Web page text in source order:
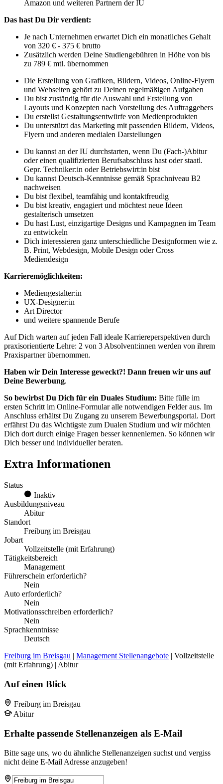
Amazon und weiteren Partnern der IU
Das hast Du Dir verdient:
Je nach Unternehmen erwartet Dich ein monatliches Gehalt
von 320 € - 375 € brutto
Zusätzlich werden Deine Studiengebühren in Höhe von bis
zu 789 € mtl. übernommen
Die Erstellung von Grafiken, Bildern, Videos, Online-Flyern
und Webseiten gehört zu Deinen regelmäßigen Aufgaben
Du bist zuständig für die Auswahl und Erstellung von
Layouts und Konzepten nach Vorstellung des Auftraggebers
Du erstellst Gestaltungsentwürfe von Medienprodukten
Du unterstützt das Marketing mit passenden Bildern, Videos,
Flyern und anderen medialen Darstellungen
Du kannst an der IU durchstarten, wenn Du (Fach-)Abitur
oder einen qualifizierten Berufsabschluss hast oder staatl.
Gepr. Techniker:in oder Betriebswirt:in bist
Du kannst Deutsch-Kenntnisse gemäß Sprachniveau B2
nachweisen
Du bist flexibel, teamfähig und kontaktfreudig
Du bist kreativ, engagiert und möchtest neue Ideen
gestalterisch umsetzen
Du hast Lust, einzigartige Designs und Kampagnen im Team
zu entwickeln
Dich interessieren ganz unterschiedliche Designformen wie z.
B. Print, Webdesign, Mobile Design oder Cross
Mediendesign
Karrieremöglichkeiten:
Mediengestalter:in
UX-Designer:in
Art Director
und weitere spannende Berufe
Auf Dich warten auf jeden Fall ideale Karriereperspektiven durch
praxisorientierte Lehre: 2 von 3 Absolvent:innen werden von ihrem
Praxispartner übernommen.
Haben wir Dein Interesse geweckt?! Dann freuen wir uns auf
Deine Bewerbung.
So bewirbst Du Dich für ein Duales Studium: Bitte fülle im
ersten Schritt im Online-Formular alle notwendigen Felder aus. Im
Anschluss erhältst Du Zugang zu unserem Bewerbungsportal. Dort
erfährst Du das Wichtigste zum Dualen Studium und wir möchten
Dich dort durch einige Fragen besser kennenlernen. So können wir
Dich besser und individueller beraten.
Extra Informationen
Status
Inaktiv
Ausbildungsniveau
Abitur
Standort
Freiburg im Breisgau
Jobart
Vollzeitstelle (mit Erfahrung)
Tätigkeitsbereich
Management
Führerschein erforderlich?
Nein
Auto erforderlich?
Nein
Motivationsschreiben erforderlich?
Nein
Sprachkenntnisse
Deutsch
Freiburg im Breisgau | Management Stellenangebote | Vollzeitstelle
(mit Erfahrung) | Abitur
Auf einen Blick
Freiburg im Breisgau
Abitur
Erhalte passende Stellenanzeigen als E-Mail
Bitte sage uns, wo du ähnliche Stellenanzeigen suchst und vergiss
nicht deine E-Mail Adresse anzugeben!